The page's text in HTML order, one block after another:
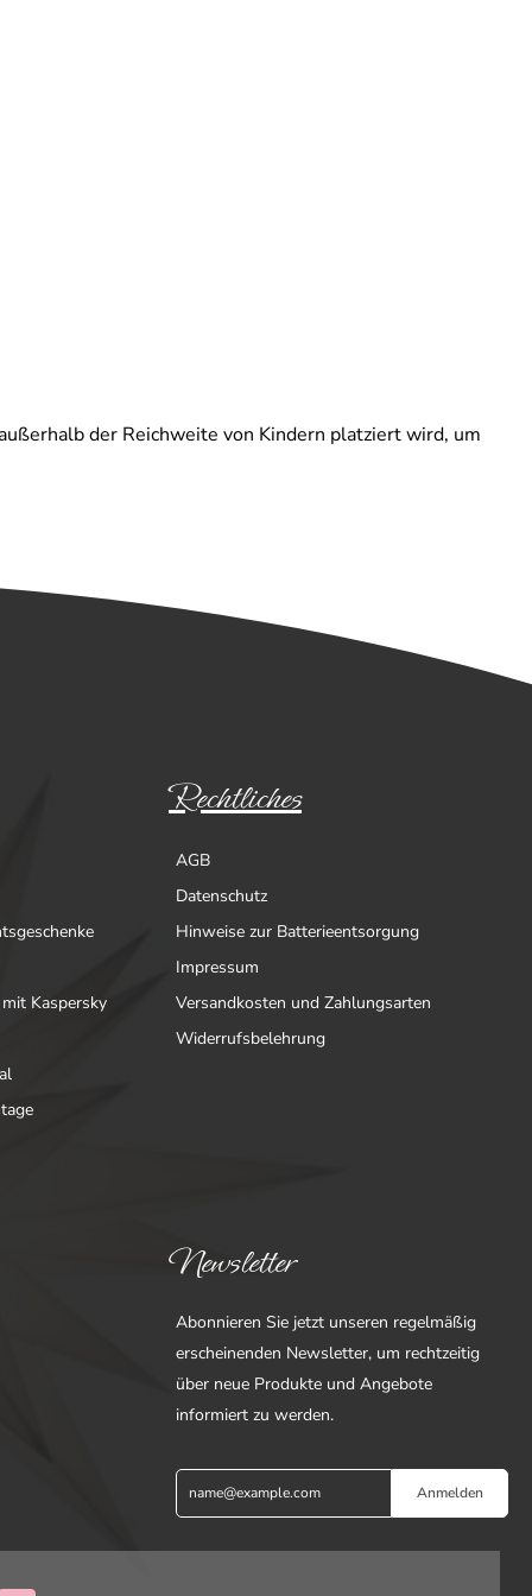
der Reichweite von Kindern platziert wird, um
Kaspersky
Rechtliches
AGB
Datenschutz
Hinweise zur Batterieentsorgung
Impressum
Versandkosten und Zahlungsarten
Widerrufsbelehrung
Newsletter
Abonnieren Sie jetzt unseren regelmäßig
erscheinenden Newsletter, um rechtzeitig
über neue Produkte und Angebote
informiert zu werden.
Anmelden